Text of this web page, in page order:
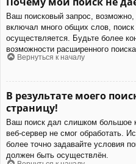
Ваш поисковый запрос,
включал много общих слов,
осуществляется. Будьте более
возможности расширенного поиска.
Вернуться к началу
В результате моего
страницу!
Ваш поиск дал слишком большое
веб-сервер не смог обработать.
более точно задавайте условия
должен быть осуществлён.